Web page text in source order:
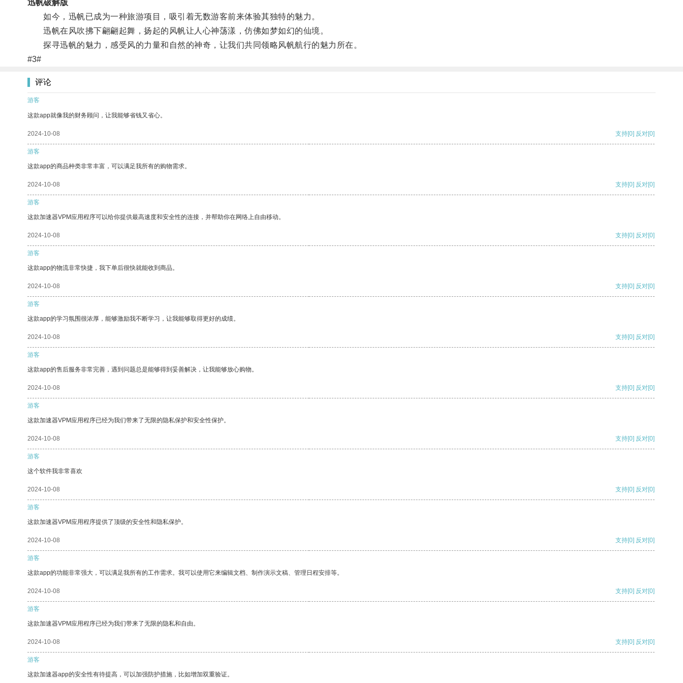
迅帆破解版
如今，迅帆已成为一种旅游项目，吸引着无数游客前来体验其独特的魅力。
迅帆在风吹拂下翩翩起舞，扬起的风帆让人心神荡漾，仿佛如梦如幻的仙境。
探寻迅帆的魅力，感受风的力量和自然的神奇，让我们共同领略风帆航行的魅力所在。
#3#
评论
游客
这款app就像我的财务顾问，让我能够省钱又省心。
2024-10-08 支持[0] 反对[0]
游客
这款app的商品种类非常丰富，可以满足我所有的购物需求。
2024-10-08 支持[0] 反对[0]
游客
这款加速器VPM应用程序可以给你提供最高速度和安全性的连接，并帮助你在网络上自由移动。
2024-10-08 支持[0] 反对[0]
游客
这款app的物流非常快捷，我下单后很快就能收到商品。
2024-10-08 支持[0] 反对[0]
游客
这款app的学习氛围很浓厚，能够激励我不断学习，让我能够取得更好的成绩。
2024-10-08 支持[0] 反对[0]
游客
这款app的售后服务非常完善，遇到问题总是能够得到妥善解决，让我能够放心购物。
2024-10-08 支持[0] 反对[0]
游客
这款加速器VPM应用程序已经为我们带来了无限的隐私保护和安全性保护。
2024-10-08 支持[0] 反对[0]
游客
这个软件我非常喜欢
2024-10-08 支持[0] 反对[0]
游客
这款加速器VPM应用程序提供了顶级的安全性和隐私保护。
2024-10-08 支持[0] 反对[0]
游客
这款app的功能非常强大，可以满足我所有的工作需求。我可以使用它来编辑文档、制作演示文稿、管理日程安排等。
2024-10-08 支持[0] 反对[0]
游客
这款加速器VPM应用程序已经为我们带来了无限的隐私和自由。
2024-10-08 支持[0] 反对[0]
游客
这款加速器app的安全性有待提高，可以加强防护措施，比如增加双重验证。